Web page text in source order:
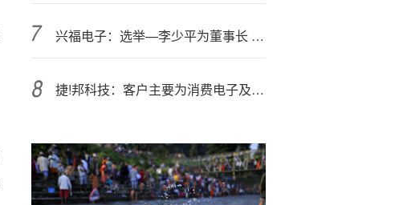
兴福电子：选举—李少平为董事长 聘任叶瑞为总经理
捷!邦科技：客户主要为消费电子及新能源电池行业龙头企业